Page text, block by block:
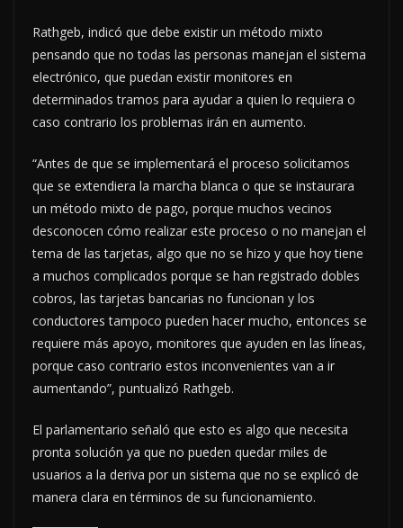
Rathgeb, indicó que debe existir un método mixto
pensando que no todas las personas manejan el sistema
electrónico, que puedan existir monitores en
determinados tramos para ayudar a quien lo requiera o
caso contrario los problemas irán en aumento.
“Antes de que se implementará el proceso solicitamos
que se extendiera la marcha blanca o que se instaurara
un método mixto de pago, porque muchos vecinos
desconocen cómo realizar este proceso o no manejan el
tema de las tarjetas, algo que no se hizo y que hoy tiene
a muchos complicados porque se han registrado dobles
cobros, las tarjetas bancarias no funcionan y los
conductores tampoco pueden hacer mucho, entonces se
requiere más apoyo, monitores que ayuden en las líneas,
porque caso contrario estos inconvenientes van a ir
aumentando”, puntualizó Rathgeb.
El parlamentario señaló que esto es algo que necesita
pronta solución ya que no pueden quedar miles de
usuarios a la deriva por un sistema que no se explicó de
manera clara en términos de su funcionamiento.